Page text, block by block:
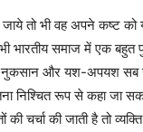
जाये तो भी वह अपने कष्ट
भारतीय समाज में एक बहुत
नुकसान और यश-अपयश
निश्चित रूप से कहा जा
चर्चा की जाती है तो